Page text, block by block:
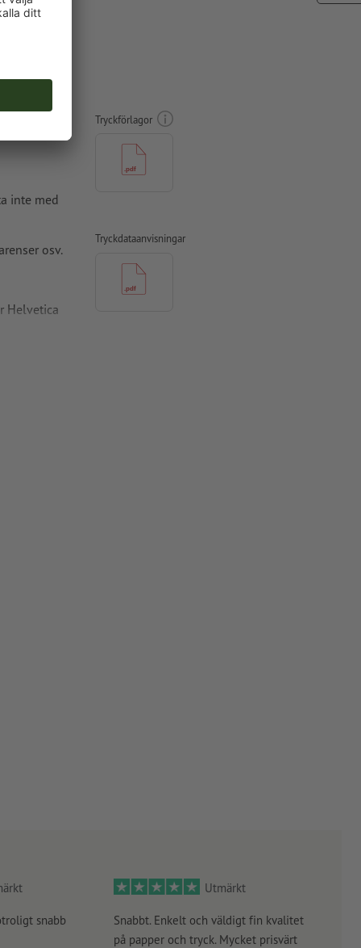
inte med
osv.
Helvetica
Tryckförlagor
Tryckdataanvisningar
snabb
Utmärkt
Snabbt. Enkelt och väldigt fin kvalitet
på papper och tryck. Mycket prisvärt